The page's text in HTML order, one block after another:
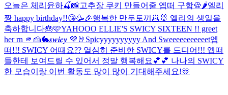
오늘은 체리윤하🍒📸고추장 쿠키 만들어줄 엡떠 구함🍪🌶️엘리
짱 happy birthday!!😘🥳🎉행복한 만두토끼🥟🐰 엘리의 생일을
축하합니다🎂🩷YAHOOO ELLIE'S SWICY SIXTEEN !! greet
her rn 🫵🍰🐇𝒔𝒘𝒊𝒄𝒚 💜🤘 Spicyyyyyyyyyy And Sweeeeeeeeeeet엡
떠!!! SWICY 어때요?? 열심히 준비한 SWICY를 드디어!!! 엡떠
들한테 보여드릴 수 있어서 정말 행복해요💕💕 나나의 SWICY
한 모습이랑 이번 활동도 많이 많이 기대해주세요!🫶